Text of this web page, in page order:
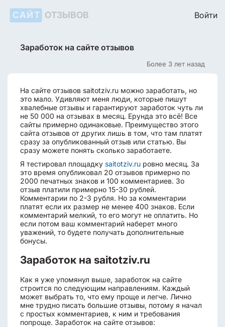
САЙТ ОТЗЫВОВ Войти
Заработок на сайте отзывов
Более 3 лет назад
На сайте отзывов saitotziv.ru можно заработать, но
это мало. Удивляют меня люди, которые пишут
хвалебные отзывы и гарантируют заработок чуть ли
не 50 000 на отзывах в месяц. Ерунда это всё! Все
сайты примерно одинаковые. Преимущество этого
сайта отзывов от других лишь в том, что там платят
сразу за опубликованный отзыв или статью. Вы
сразу можете понять сколько заработаете.
Я тестировал площадку saitotziv.ru ровно месяц. За
это время опубликовал 20 отзывов примерно по
2000 печатных знаков и 100 комментариев. Зо
отзыв платили примерно 15-30 рублей.
Комментарии по 2-3 рубля. Но за комментарии
платят если их размер не менее 400 знаков. Если
комментарий мелкий, то его могут не оплатить. Но
если потом ваш комментарий наберет много
уважений, то будете получать дополнительные
бонусы.
Заработок на saitotziv.ru
Как я уже упомянул выше, заработок на сайте
строится по следующим направлениям. Каждый
может выбрать то, что ему проще и легче. Лично
мне трудно писать большие отзывы, потому я начал
с простых комментариев, к ним и требования
попроще. Заработок на сайте отзывов: